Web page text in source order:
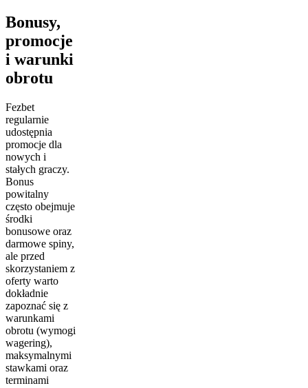
Bonusy,
promocje
i warunki
obrotu
Fezbet
regularnie
udostępnia
promocje dla
nowych i
stałych graczy.
Bonus
powitalny
często obejmuje
środki
bonusowe oraz
darmowe spiny,
ale przed
skorzystaniem z
oferty warto
dokładnie
zapoznać się z
warunkami
obrotu (wymogi
wagering),
maksymalnymi
stawkami oraz
terminami